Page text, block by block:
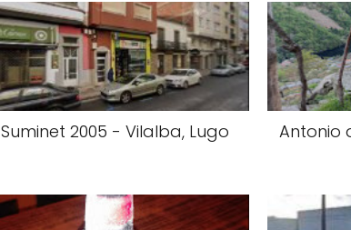
Suminet 2005 - Vilalba, Lugo
Antonio